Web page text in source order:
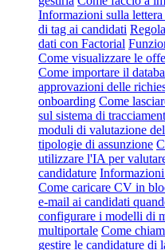
Informazioni sulla
di tag ai candidati
dati con Factorial
Come visualizzare le
Come importare il
approvazioni delle
onboarding Come
sul sistema di
moduli di valutazione
tipologie di assunzione
utilizzare l'IA per
candidature
Come caricare CV in
e-mail ai candidati
configurare i modelli di
multiportale Come
gestire le candidature di